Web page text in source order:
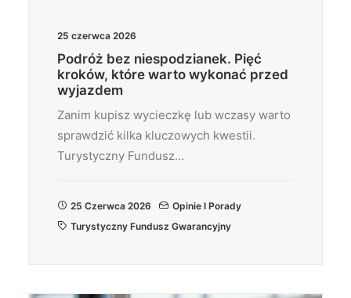
25 czerwca 2026
Podróż bez niespodzianek. Pięć
kroków, które warto wykonać przed
wyjazdem
Zanim kupisz wycieczkę lub wczasy warto
sprawdzić kilka kluczowych kwestii.
Turystyczny Fundusz…
25 Czerwca 2026
Opinie I Porady
Turystyczny Fundusz Gwarancyjny